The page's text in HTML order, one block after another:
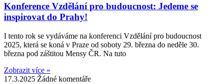
Konference Vzdělání pro budoucnost: Jedeme se
inspirovat do Prahy!
I tento rok se vydáváme na konferenci Vzdělání pro budoucnost
2025, která se koná v Praze od soboty 29. března do neděle 30.
března pod záštitou Mensy ČR. Na tuto
Zobrazit více »
17.3.2025 Žádné komentáře